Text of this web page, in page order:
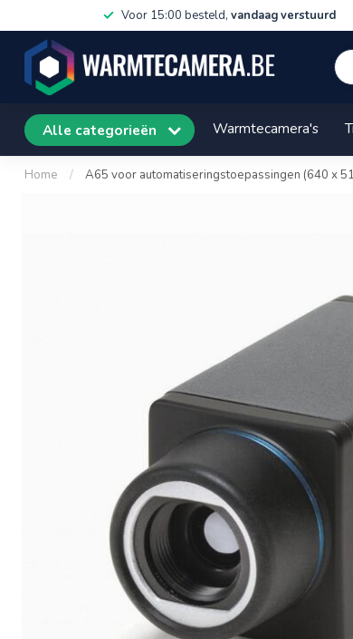
Voor 15:00 besteld, vandaag verstuurd
Alle categorieën Warmtecamera's
Home / A65 voor automatiseringstoepassingen (640 x